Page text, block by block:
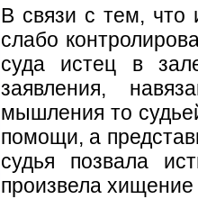
В связи с тем, что
слабо
суда истец в
заявления,
мышления то
помощи, а
судья позвала
произвела